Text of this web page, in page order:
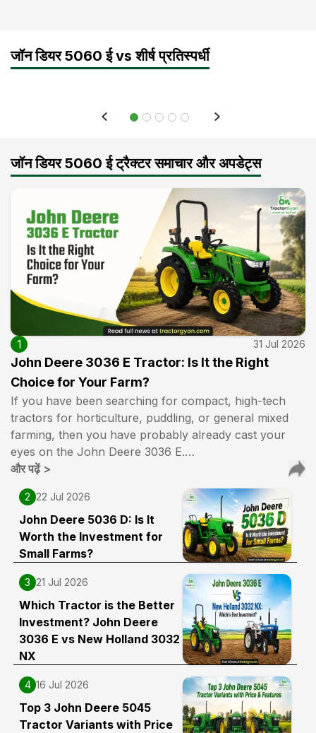
जॉन डियर 5060 ई vs शीर्ष प्रतिस्पर्धी
जॉन डियर 5060 ई ट्रैक्टर समाचार और अपडेट्स
1 31 Jul 2026
John Deere 3036 E Tractor: Is It the Right
Choice for Your Farm?
If you have been searching for compact, high-tech
tractors for horticulture, puddling, or general mixed
farming, then you have probably already cast your
eyes on the John Deere 3036 E.…
और पढ़ें>
2 22 Jul 2026
John Deere 5036 D: Is It
Worth the Investment for
Small Farms?
3 21 Jul 2026
Which Tractor is the Better
Investment? John Deere
3036 E vs New Holland 3032
NX
4 16 Jul 2026
Top 3 John Deere 5045
Tractor Variants with Price